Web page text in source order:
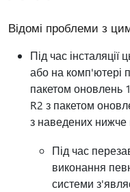
Відомі проблеми з
Під час
або на комп'ютері
пакетом оновлень
R2 з пакетом
з наведених
Під час
виконання
системи